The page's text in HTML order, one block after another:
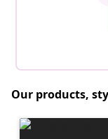
Our products,